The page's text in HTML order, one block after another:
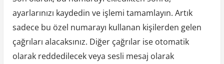
ayarlarınızı kaydedin ve işlemi tamamlayın. Artık
sadece bu özel numarayı kullanan kişilerden gelen
çağrıları alacaksınız. Diğer çağrılar ise otomatik
olarak reddedilecek veya sesli mesaj olarak